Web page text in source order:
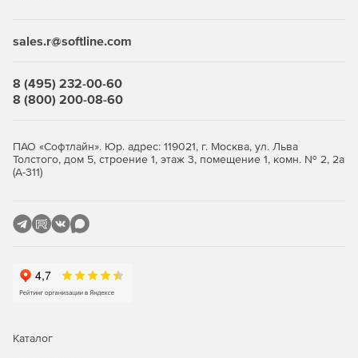
нужны, и не переплачивает за ненужные ему элементы
использовать.
Если необходимо обеспечить централизованное
управление защитой рабочих станций, требуется
лицензирование Центра управления Dr.Web Enterprise
нескольких компьютеров, до распределенных интранет-
администрирование защиты файловых серверов и
серверов приложений (включая терминальные серверы),
sales.r@softline.com
8 (495) 232-00-60
8 (800) 200-08-60
ПАО «Софтлайн». Юр. адрес: 119021, г. Москва, ул. Льва
Толстого, дом 5, строение 1, этаж 3, помещение 1, комн. № 2, 2а
(А-311)
Каталог